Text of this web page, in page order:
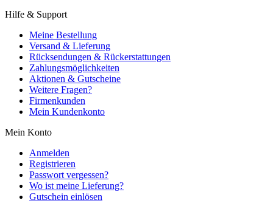
Hilfe & Support
Meine Bestellung
Versand & Lieferung
Rücksendungen & Rückerstattungen
Zahlungsmöglichkeiten
Aktionen & Gutscheine
Weitere Fragen?
Firmenkunden
Mein Kundenkonto
Mein Konto
Anmelden
Registrieren
Passwort vergessen?
Wo ist meine Lieferung?
Gutschein einlösen